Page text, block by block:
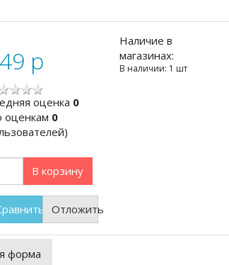
p
оценка 0
оценкам 0
В корзину
Отложить
Наличие в
магазинах:
В наличии: 1 шт
форма